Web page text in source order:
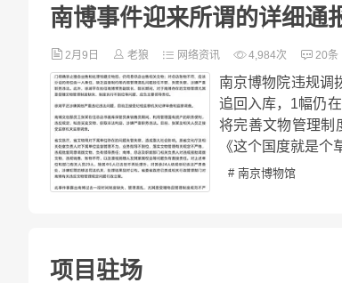
南博事件迎来所谓的详细通
2月9日 老狼 网络资讯 4,984次 20条
南京博物院违规调
追回入库，1幅仍
将完善文物管理制
《这个国度就是
# 南京博物馆
项目驻场